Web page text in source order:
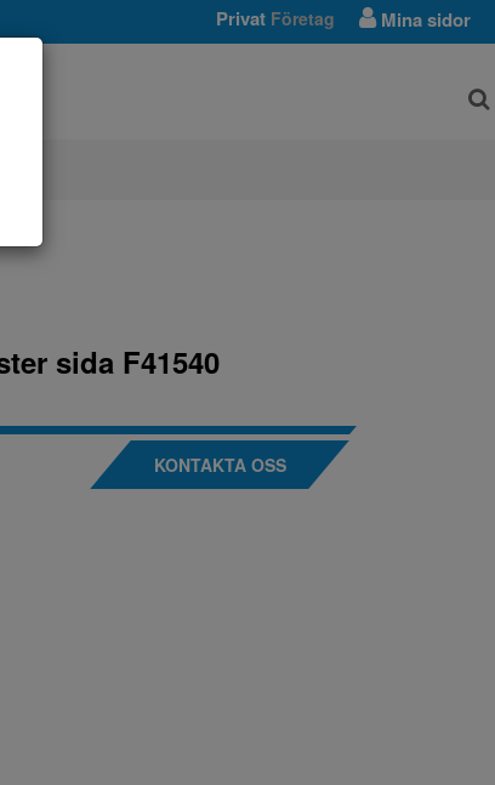
Mina sidor
Privat Företag
sida F41540
KONTAKTA OSS